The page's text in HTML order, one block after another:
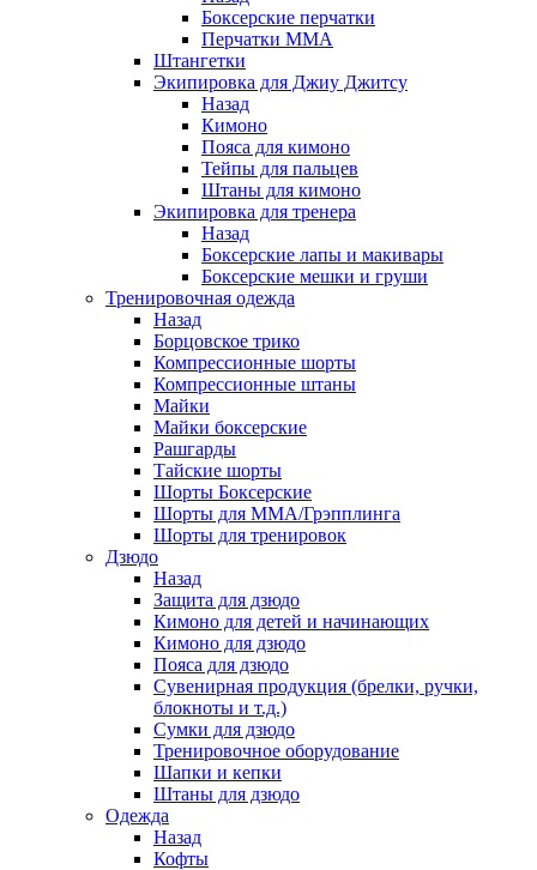
Боксерские перчатки
Перчатки ММА
Штангетки
Экипировка для Джиу Джитсу
Назад
Кимоно
Пояса для кимоно
Тейпы для пальцев
Штаны для кимоно
Экипировка для тренера
Назад
Боксерские лапы и макивары
Боксерские мешки и груши
Тренировочная одежда
Назад
Борцовское трико
Компрессионные шорты
Компрессионные штаны
Майки
Майки боксерские
Рашгарды
Тайские шорты
Шорты Боксерские
Шорты для ММА/Грэпплинга
Шорты для тренировок
Дзюдо
Назад
Защита для дзюдо
Кимоно для детей и начинающих
Кимоно для дзюдо
Пояса для дзюдо
Сувенирная продукция (брелки, ручки,
блокноты и т.д.)
Сумки для дзюдо
Тренировочное оборудование
Шапки и кепки
Штаны для дзюдо
Одежда
Назад
Кофты